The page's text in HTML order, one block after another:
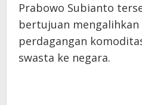
Prabowo Subianto
bertujuan mengalihkan
perdagangan
swasta ke negara.